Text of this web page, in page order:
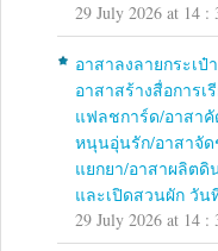
29 July 2026 at 14 :
อาสาลงลายกระเ
อาสาสร้างสื่อการ
แฟลชการ์ด/อาสา
หนุนอุ่นรัก/อาสาจัด
แยกยา/อาสาผลิตดิ
และเปิดสวนผัก วัน
29 July 2026 at 14 :